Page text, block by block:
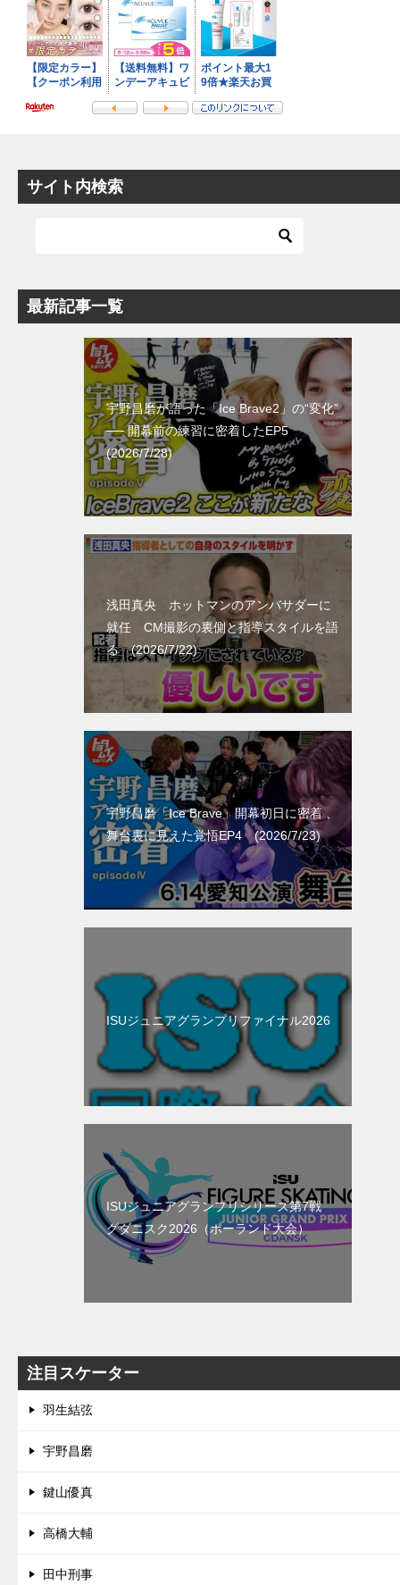
サイト内検索
最新記事一覧
宇野昌磨が語った「Ice Brave2」の“変化”
── 開幕前の練習に密着したEP5
(2026/7/28)
浅田真央 ホットマンのアンバサダーに
就任 CM撮影の裏側と指導スタイルを語
る (2026/7/22)
宇野昌磨「Ice Brave」開幕初日に密着 、
舞台裏に見えた覚悟EP4 (2026/7/23)
ISUジュニアグランプリファイナル2026
ISUジュニアグランプリシリーズ第7戦
グダニスク2026（ポーランド大会）
注目スケーター
羽生結弦
宇野昌磨
鍵山優真
高橋大輔
田中刑事